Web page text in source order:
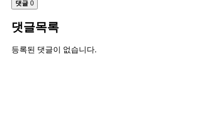
댓글 0
댓글목록
등록된 댓글이 없습니다.